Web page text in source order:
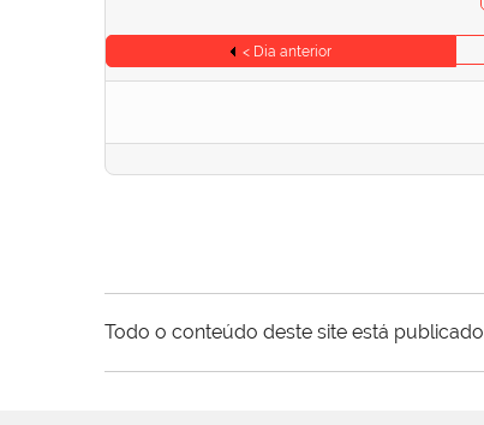
< Dia anterior
Todo o conteúdo deste site está